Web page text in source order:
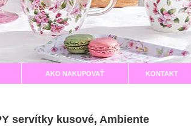
AKO NAKUPOVAŤ KONTAKT
servítky kusové, Ambiente